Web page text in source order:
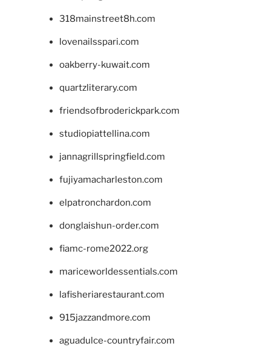
318mainstreet8h.com
lovenailsspari.com
oakberry-kuwait.com
quartzliterary.com
friendsofbroderickpark.com
studiopiattellina.com
jannagrillspringfield.com
fujiyamacharleston.com
elpatronchardon.com
donglaishun-order.com
fiamc-rome2022.org
mariceworldessentials.com
lafisheriarestaurant.com
915jazzandmore.com
aguadulce-countryfair.com